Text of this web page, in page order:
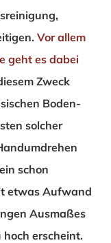
Vor allem
geht es dabei
Zweck
Boden-
solcher
schon
etwas Aufwand
Ausmaßes
erscheint.